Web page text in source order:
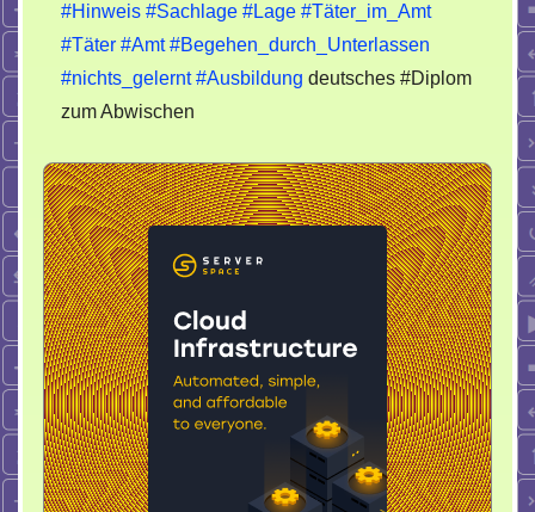
#Hinweis #Sachlage #Lage #Täter_im_Amt
#Täter #Amt #Begehen_durch_Unterlassen
#nichts_gelernt #Ausbildung deutsches #Diplom
zum Abwischen